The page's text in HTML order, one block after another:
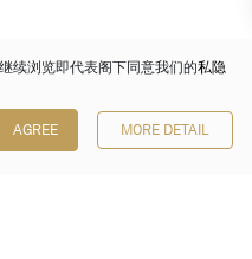
续浏览即代表阁下同意我们的私隐
AGREE MORE DETAIL